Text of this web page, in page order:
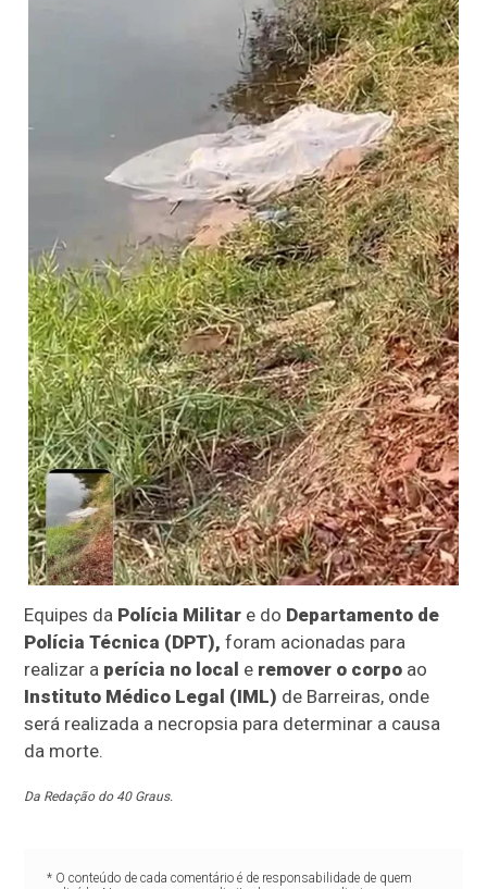
Equipes da Polícia Militar e do Departamento de
Polícia Técnica (DPT), foram acionadas para
realizar a perícia no local e remover o corpo ao
Instituto Médico Legal (IML) de Barreiras, onde
será realizada a necropsia para determinar a causa
da morte.
Da Redação do 40 Graus.
* O conteúdo de cada comentário é de responsabilidade de quem